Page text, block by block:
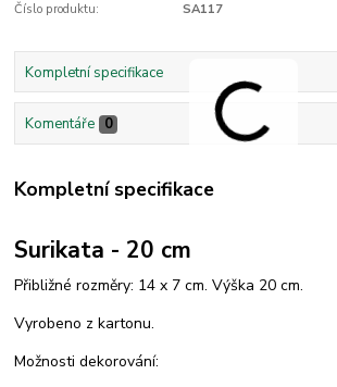
Číslo produktu: SA117
Kompletní specifikace
Komentáře 0
Kompletní specifikace
Surikata - 20 cm
Přibližné rozměry: 14 x 7 cm. Výška 20 cm.
Vyrobeno z kartonu.
Možnosti dekorování: